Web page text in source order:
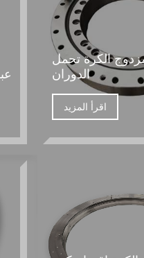
الكرة تحمل
الدوران
اقرأ المزيد